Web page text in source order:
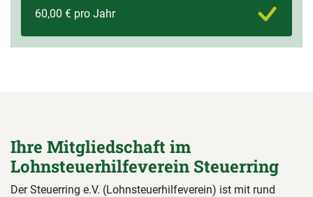
60,00 € pro Jahr
Ihre Mitgliedschaft im
Lohnsteuerhilfeverein Steuerring
Der Steuerring e.V. (Lohnsteuerhilfeverein) ist mit rund